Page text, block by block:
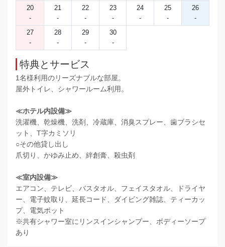
20
-
21
-
22
-
23
-
24
-
25
-
26
-
27
-
28
-
29
-
30
-
特典とサービス
1名様利用のリーズナブルな部屋。
屋外トイレ、シャワールーム利用。
≪ホテル内設備≫
洗濯機、乾燥機、洗剤、冷蔵庫、消臭スプレー、歯ブラシセ
ット、T字カミソリ
○その他貸し出し
爪切り、かゆみ止め、絆創膏、殺虫剤
≪室内設備≫
エアコン、テレビ、バスタオル、フェイスタオル、ドライヤ
ー、電子蚊取り、延長コード、ダイビング雑誌、ティーカッ
プ、電気ポット
※共有シャワー室にリンスインシャンプー、ボディーソープ
あり